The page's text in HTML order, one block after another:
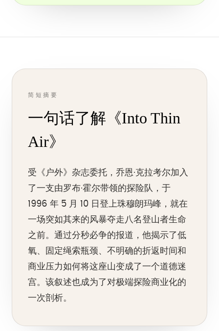
简短摘要
一句话了解《Into Thin
Air》
受《户外》杂志委托，乔恩·克拉考尔加入
了一支由罗布·霍尔带领的探险队，于
1996 年 5 月 10 日登上珠穆朗玛峰，就在
一场突如其来的风暴夺走八名登山者生命
之前。通过分秒必争的报道，他揭示了低
氧、固定绳索瓶颈、不明确的折返时间和
商业压力如何将这座山变成了一个道德迷
宫。该叙述也成为了对极端探险商业化的
一次剖析。